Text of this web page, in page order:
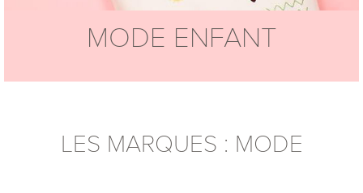
MODE ENFANT
LES MARQUES : MODE